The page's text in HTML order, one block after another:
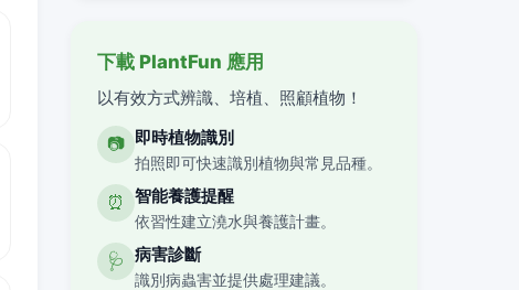
下載 PlantFun 應用
以有效方式辨識、培植、照顧植物！
📷 即時植物識別
拍照即可快速識別植物與常見品種。
⏰ 智能養護提醒
依習性建立澆水與養護計畫。
🩺 病害診斷
識別病蟲害並提供處理建議。